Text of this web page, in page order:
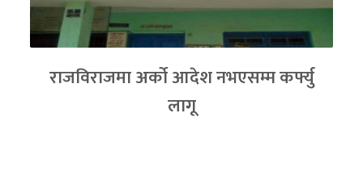
राजविराजमा अर्को आदेश नभएसम्म कर्फ्यु
लागू